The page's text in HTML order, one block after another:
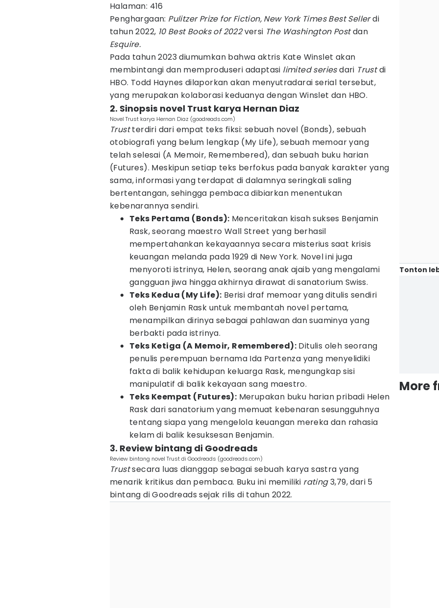
Halaman: 416
Penghargaan: Pulitzer Prize for Fiction, New York Times Best Sellerdi
tahun 2022, 10 Best Books of 2022versi The Washington Postdan
Esquire.
Pada tahun 2023 diumumkan bahwa aktris Kate Winslet akan
membintangi dan memproduseri adaptasi limited seriesdari Trustdi
HBO. Todd Haynes dilaporkan akan menyutradarai serial tersebut,
yang merupakan kolaborasi keduanya dengan Winslet dan HBO.
2. Sinopsis novel Trust karya Hernan Diaz
Novel Trust karya Hernan Diaz (goodreads.com)
Trustterdiri dari empat teks fiksi: sebuah novel (Bonds), sebuah
otobiografi yang belum lengkap (My Life), sebuah memoar yang
telah selesai (A Memoir, Remembered), dan sebuah buku harian
(Futures). Meskipun setiap teks berfokus pada banyak karakter yang
sama, informasi yang terdapat di dalamnya seringkali saling
bertentangan, sehingga pembaca dibiarkan menentukan
kebenarannya sendiri.
Teks Pertama (Bonds): Menceritakan kisah sukses Benjamin
Rask, seorang maestro Wall Street yang berhasil
mempertahankan kekayaannya secara misterius saat krisis
keuangan melanda pada 1929 di New York. Novel ini juga
menyoroti istrinya, Helen, seorang anak ajaib yang mengalami
gangguan jiwa hingga akhirnya dirawat di sanatorium Swiss.
Teks Kedua (My Life): Berisi draf memoar yang ditulis sendiri
oleh Benjamin Rask untuk membantah novel pertama,
menampilkan dirinya sebagai pahlawan dan suaminya yang
berbakti pada istrinya.
Teks Ketiga (A Memoir, Remembered): Ditulis oleh seorang
penulis perempuan bernama Ida Partenza yang menyelidiki
fakta di balik kehidupan keluarga Rask, mengungkap sisi
manipulatif di balik kekayaan sang maestro.
Teks Keempat (Futures): Merupakan buku harian pribadi Helen
Rask dari sanatorium yang memuat kebenaran sesungguhnya
tentang siapa yang mengelola keuangan mereka dan rahasia
kelam di balik kesuksesan Benjamin.
3. Review bintang di Goodreads
Review bintang novel Trust di Goodreads (goodreads.com)
Trustsecara luas dianggap sebagai sebuah karya sastra yang
menarik kritikus dan pembaca. Buku ini memiliki rating3,79, dari 5
bintang di Goodreads sejak rilis di tahun 2022.
Tonton
More